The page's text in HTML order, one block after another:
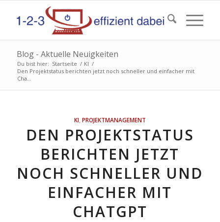
Blog - Aktuelle Neuigkeiten
Du bist hier: Startseite / KI /
Den Projektstatus berichten jetzt noch schneller und einfacher mit
Cha...
KI PROJEKTMANAGEMENT
DEN PROJEKTSTATUS
BERICHTEN JETZT
NOCH SCHNELLER UND
EINFACHER MIT
CHATGPT